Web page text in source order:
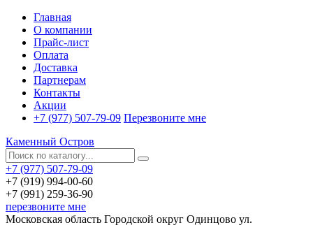
Главная
О компании
Прайс-лист
Оплата
Доставка
Партнерам
Контакты
Акции
+7 (977) 507-79-09 Перезвоните мне
Каменный Остров
+7 (977) 507-79-09
+7 (919) 994-00-60
+7 (991) 259-36-90
перезвоните мне
Московская область Городской округ Одинцово ул.